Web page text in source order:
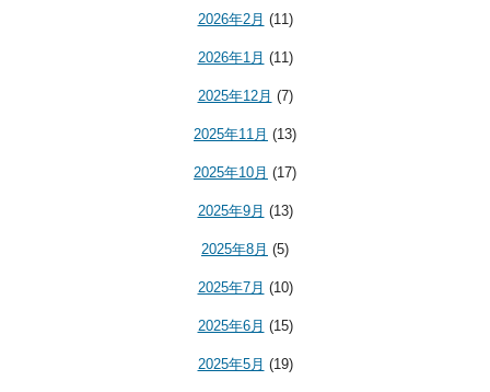
2026年2月 (11)
2026年1月 (11)
2025年12月 (7)
2025年11月 (13)
2025年10月 (17)
2025年9月 (13)
2025年8月 (5)
2025年7月 (10)
2025年6月 (15)
2025年5月 (19)